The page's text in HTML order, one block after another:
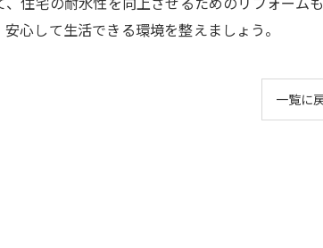
心して生活できる環境を整えましょう。
一覧に